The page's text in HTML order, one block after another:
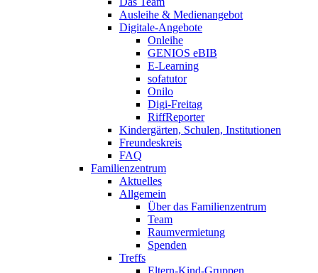
Ausleihe & Medienangebot
Digitale-Angebote
Onleihe
GENIOS eBIB
E-Learning
sofatutor
Onilo
Digi-Freitag
RiffReporter
Kindergärten, Schulen, Institutionen
Freundeskreis
FAQ
Familienzentrum
Aktuelles
Allgemein
Über das Familienzentrum
Team
Raumvermietung
Spenden
Treffs
Eltern-Kind-Gruppen